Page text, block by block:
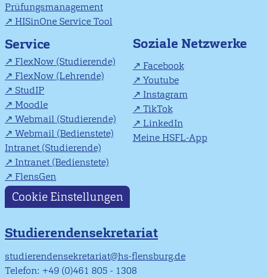
Prüfungsmanagement
HISinOne Service Tool
Service
FlexNow (Studierende)
FlexNow (Lehrende)
StudIP
Moodle
Webmail (Studierende)
Webmail (Bedienstete)
Intranet (Studierende)
Intranet (Bedienstete)
FlensGen
Soziale Netzwerke
Facebook
Youtube
Instagram
TikTok
LinkedIn
Meine HSFL-App
Cookie Einstellungen
Studierendensekretariat
studierendensekretariat@hs-flensburg.de
Telefon: +49 (0)461 805 - 1308